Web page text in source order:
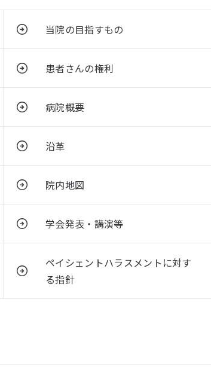
当院の目指すもの
患者さんの権利
病院概要
沿革
院内地図
学会発表・講演等
ペイシェントハラスメントに対す
る指針